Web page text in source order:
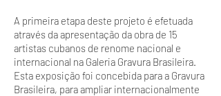
A primeira etapa deste projeto é efetuada
através da apresentação da obra de 15
artistas cubanos de renome nacional e
internacional na Galeria Gravura Brasileira.
Esta exposição foi concebida para a Gravura
Brasileira, para ampliar internacionalmente